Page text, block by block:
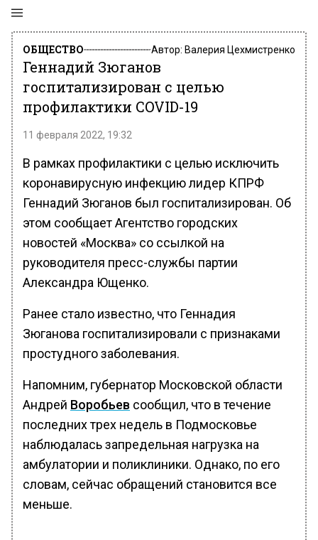
ОБЩЕСТВО Автор: Валерия Цехмистренко
Геннадий Зюганов
госпитализирован с целью
профилактики COVID-19
11 февраля 2022, 19:32
В рамках профилактики с целью исключить
коронавирусную инфекцию лидер КПРФ
Геннадий Зюганов был госпитализирован. Об
этом сообщает Агентство городских
новостей «Москва» со ссылкой на
руководителя пресс-службы партии
Александра Ющенко.
Ранее стало известно, что Геннадия
Зюганова госпитализировали с признаками
простудного заболевания.
Напомним, губернатор Московской области
Андрей Воробьев сообщил, что в течение
последних трех недель в Подмосковье
наблюдалась запредельная нагрузка на
амбулатории и поликлиники. Однако, по его
словам, сейчас обращений становится все
меньше.